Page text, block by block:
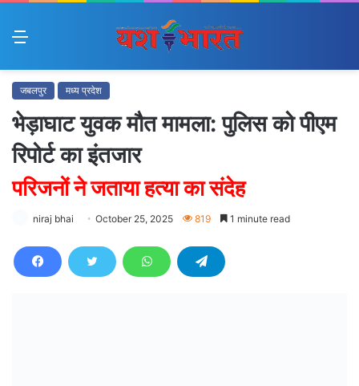
Menu
जबलपुर मध्य प्रदेश
भेड़ाघाट युवक मौत मामला: पुलिस को पीएम
रिपोर्ट का इंतजार
परिजनों ने जताया हत्या का संदेह
niraj bhai October 25, 2025 819 1 minute read